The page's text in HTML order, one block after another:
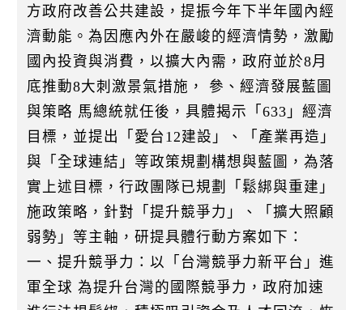
方政府改善公共建設，提振今年下半年國內經
濟動能。為因應內外在嚴峻的經濟情勢，激勵
國內投資與消費，以擴大內需，政府並於8月
底推動8大刺激景氣措施， 參、經濟發展藍圖
與策略 馬總統就任後，具體揭示「633」經濟
目標，並提出「愛台12建設」、「產業再造」
與「全球連結」等政策規劃構想與藍圖，為落
實上述目標，行政團隊已規劃「鬆綁與重建」
施政策略，針對「提升競爭力」、「擴大照顧
弱勢」等主軸，研提具體行動方案如下：
一、提升競爭力：以「台灣競爭力新平台」進
軍全球 為提升台灣的國際競爭力，政府加速